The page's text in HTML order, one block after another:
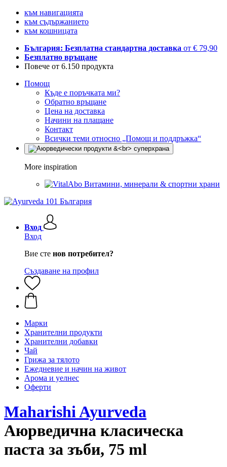
към навигацията
към съдържанието
към кошницата
България: Безплатна стандартна доставка от € 79,90
Безплатно връщане
Повече от 6.150 продукта
Помощ
Къде е поръчката ми?
Обратно връщане
Цена на доставка
Начини на плащане
Контакт
Всички теми относно „Помощ и поддръжка“
More inspiration
Витамини, минерали & спортни храни
Вход
Вход
Вие сте нов потребител?
Създаване на профил
Марки
Хранителни продукти
Хранителни добавки
Чай
Грижа за тялото
Ежедневие и начин на живот
Арома и уелнес
Оферти
Maharishi Ayurveda
Аюрведична класическа
паста за зъби, 75 ml